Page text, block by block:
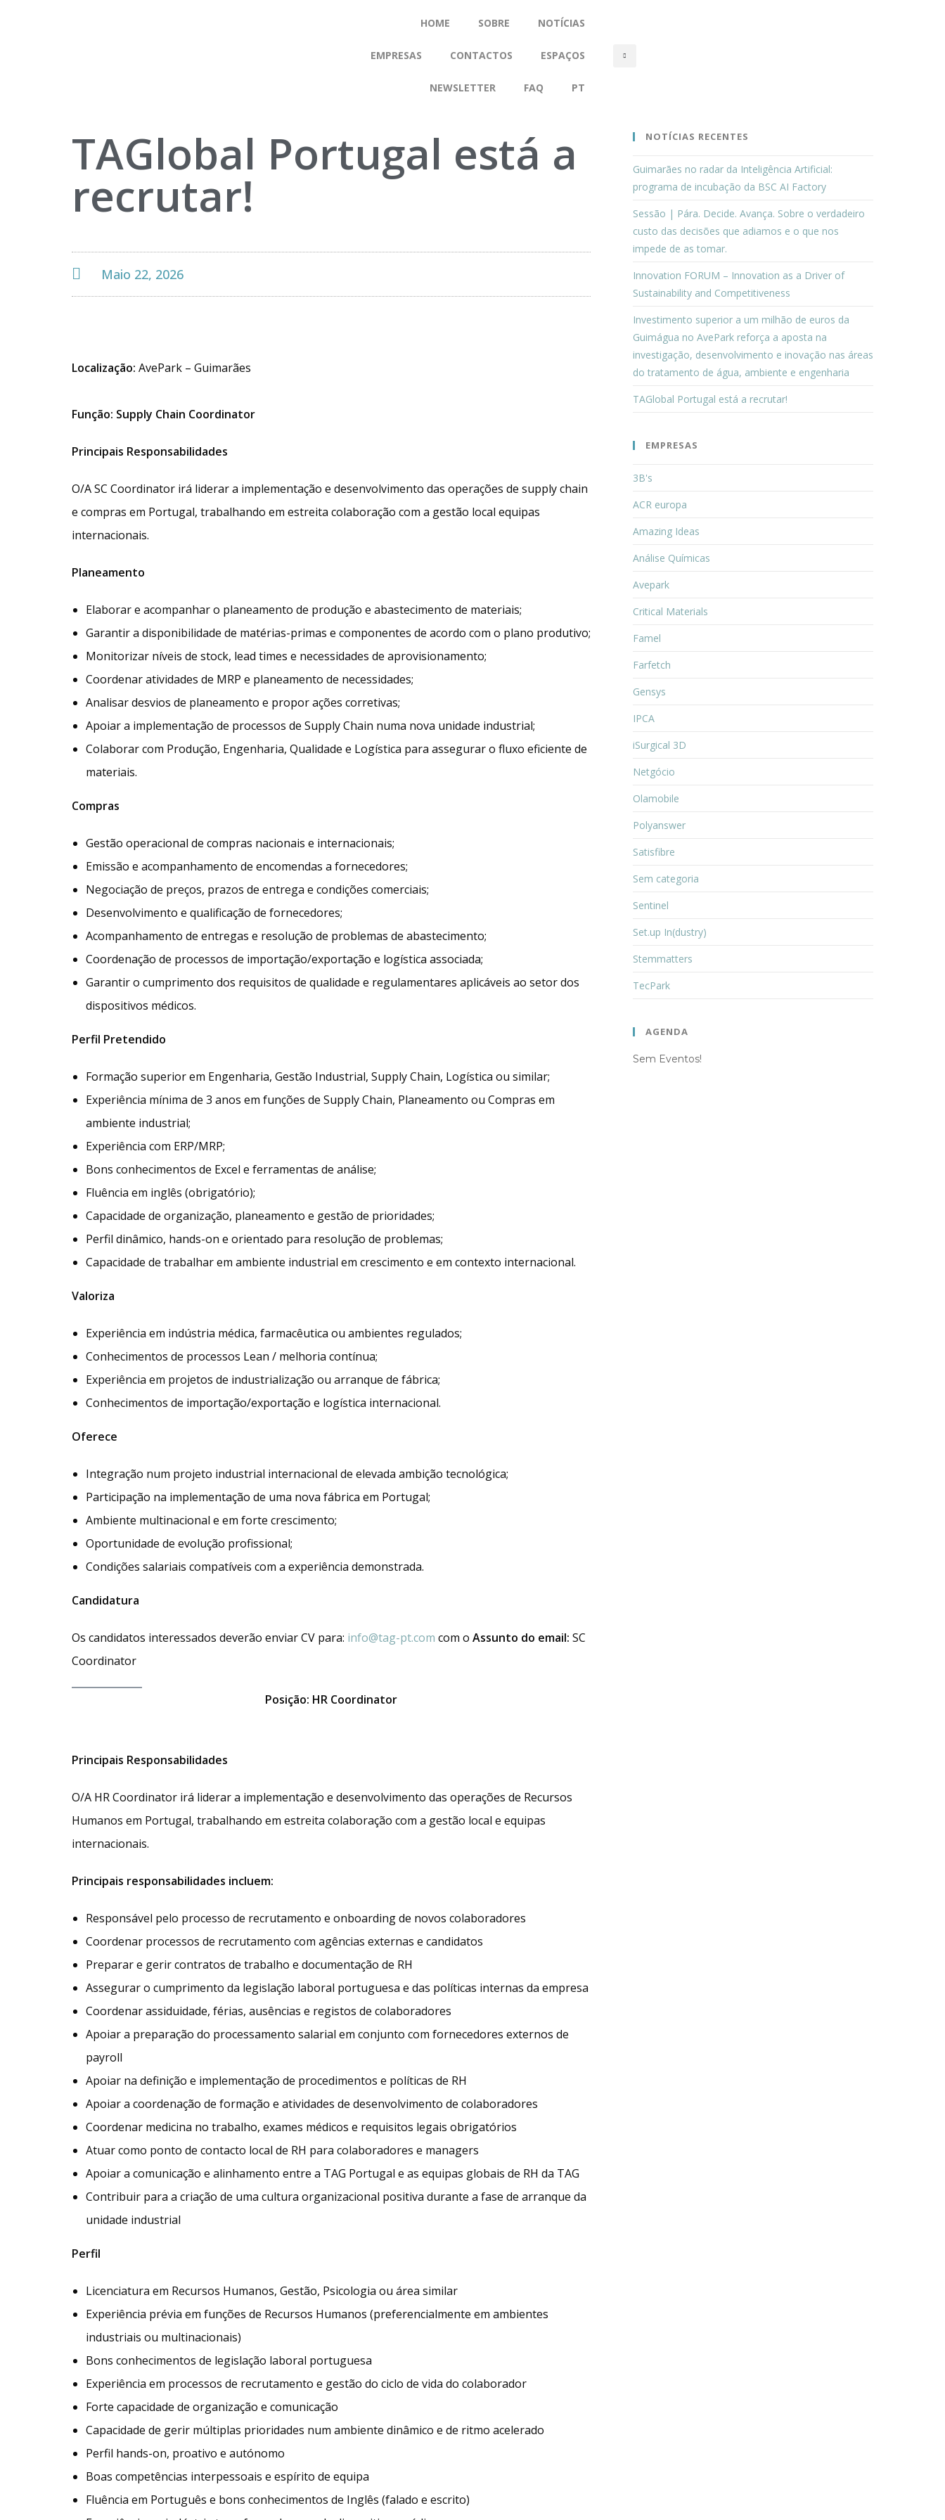
HOME SOBRE NOTÍCIAS
EMPRESAS CONTACTOS ESPAÇOS
NEWSLETTER FAQ PT
TAGlobal Portugal está a
recrutar!
Maio 22, 2026
Localização: AvePark – Guimarães
Função: Supply Chain Coordinator
Principais Responsabilidades
O/A SC Coordinator irá liderar a implementação e desenvolvimento das operações de supply chain
e compras em Portugal, trabalhando em estreita colaboração com a gestão local equipas
internacionais.
Planeamento
Elaborar e acompanhar o planeamento de produção e abastecimento de materiais;
Garantir a disponibilidade de matérias-primas e componentes de acordo com o plano produtivo;
Monitorizar níveis de stock, lead times e necessidades de aprovisionamento;
Coordenar atividades de MRP e planeamento de necessidades;
Analisar desvios de planeamento e propor ações corretivas;
Apoiar a implementação de processos de Supply Chain numa nova unidade industrial;
Colaborar com Produção, Engenharia, Qualidade e Logística para assegurar o fluxo eficiente de
materiais.
Compras
Gestão operacional de compras nacionais e internacionais;
Emissão e acompanhamento de encomendas a fornecedores;
Negociação de preços, prazos de entrega e condições comerciais;
Desenvolvimento e qualificação de fornecedores;
Acompanhamento de entregas e resolução de problemas de abastecimento;
Coordenação de processos de importação/exportação e logística associada;
Garantir o cumprimento dos requisitos de qualidade e regulamentares aplicáveis ao setor dos
dispositivos médicos.
Perfil Pretendido
Formação superior em Engenharia, Gestão Industrial, Supply Chain, Logística ou similar;
Experiência mínima de 3 anos em funções de Supply Chain, Planeamento ou Compras em
ambiente industrial;
Experiência com ERP/MRP;
Bons conhecimentos de Excel e ferramentas de análise;
Fluência em inglês (obrigatório);
Capacidade de organização, planeamento e gestão de prioridades;
Perfil dinâmico, hands-on e orientado para resolução de problemas;
Capacidade de trabalhar em ambiente industrial em crescimento e em contexto internacional.
Valoriza
Experiência em indústria médica, farmacêutica ou ambientes regulados;
Conhecimentos de processos Lean / melhoria contínua;
Experiência em projetos de industrialização ou arranque de fábrica;
Conhecimentos de importação/exportação e logística internacional.
Oferece
Integração num projeto industrial internacional de elevada ambição tecnológica;
Participação na implementação de uma nova fábrica em Portugal;
Ambiente multinacional e em forte crescimento;
Oportunidade de evolução profissional;
Condições salariais compatíveis com a experiência demonstrada.
Candidatura
Os candidatos interessados deverão enviar CV para: info@tag-pt.com com o Assunto do email: SC
Coordinator
Posição: HR Coordinator
Principais Responsabilidades
O/A HR Coordinator irá liderar a implementação e desenvolvimento das operações de Recursos
Humanos em Portugal, trabalhando em estreita colaboração com a gestão local e equipas
internacionais.
Principais responsabilidades incluem:
Responsável pelo processo de recrutamento e onboarding de novos colaboradores
Coordenar processos de recrutamento com agências externas e candidatos
Preparar e gerir contratos de trabalho e documentação de RH
Assegurar o cumprimento da legislação laboral portuguesa e das políticas internas da empresa
Coordenar assiduidade, férias, ausências e registos de colaboradores
Apoiar a preparação do processamento salarial em conjunto com fornecedores externos de
payroll
Apoiar na definição e implementação de procedimentos e políticas de RH
Apoiar a coordenação de formação e atividades de desenvolvimento de colaboradores
Coordenar medicina no trabalho, exames médicos e requisitos legais obrigatórios
Atuar como ponto de contacto local de RH para colaboradores e managers
Apoiar a comunicação e alinhamento entre a TAG Portugal e as equipas globais de RH da TAG
Contribuir para a criação de uma cultura organizacional positiva durante a fase de arranque da
unidade industrial
Perfil
Licenciatura em Recursos Humanos, Gestão, Psicologia ou área similar
Experiência prévia em funções de Recursos Humanos (preferencialmente em ambientes
industriais ou multinacionais)
Bons conhecimentos de legislação laboral portuguesa
Experiência em processos de recrutamento e gestão do ciclo de vida do colaborador
Forte capacidade de organização e comunicação
Capacidade de gerir múltiplas prioridades num ambiente dinâmico e de ritmo acelerado
Perfil hands-on, proativo e autónomo
Boas competências interpessoais e espírito de equipa
Fluência em Português e bons conhecimentos de Inglês (falado e escrito)
NOTÍCIAS RECENTES
Guimarães no radar da Inteligência Artificial:
programa de incubação da BSC AI Factory
Sessão | Pára. Decide. Avança. Sobre o verdadeiro
custo das decisões que adiamos e o que nos
impede de as tomar.
Innovation FORUM – Innovation as a Driver of
Sustainability and Competitiveness
Investimento superior a um milhão de euros da
Guimágua no AvePark reforça a aposta na
investigação, desenvolvimento e inovação nas áreas
do tratamento de água, ambiente e engenharia
TAGlobal Portugal está a recrutar!
EMPRESAS
3B's
ACR europa
Amazing Ideas
Análise Químicas
Avepark
Critical Materials
Famel
Farfetch
Gensys
IPCA
iSurgical 3D
Netgócio
Olamobile
Polyanswer
Satisfibre
Sem categoria
Sentinel
Set.up In(dustry)
Stemmatters
TecPark
AGENDA
Sem Eventos!